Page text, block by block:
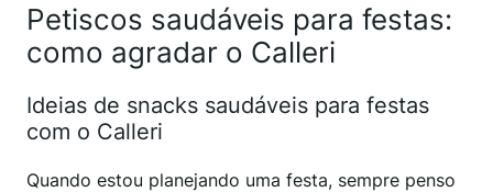
Petiscos saudáveis para festas:
como agradar o Calleri
Ideias de snacks saudáveis para festas
com o Calleri
Quando estou planejando uma festa, sempre penso